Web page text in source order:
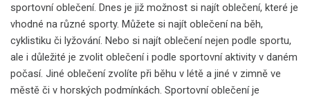
sportovní oblečení. Dnes je již možnost si najít oblečení, které je
vhodné na různé sporty. Můžete si najít oblečení na běh,
cyklistiku či lyžování. Nebo si najít oblečení nejen podle sportu,
ale i důležité je zvolit oblečení i podle sportovní aktivity v daném
počasí. Jiné oblečení zvolíte při běhu v létě a jiné v zimně ve
městě či v horských podmínkách. Sportovní oblečení je